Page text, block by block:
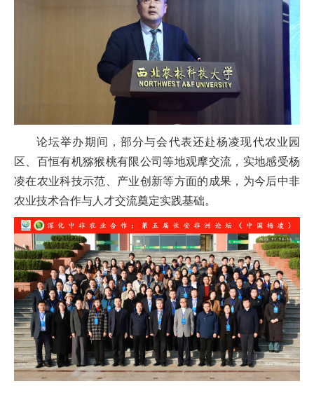
论坛举办期间，部分与会代表还赴杨凌现代农业园
区、百恒有机猕猴桃有限公司等地观摩交流，实地感受杨
凌在农业科技示范、产业创新等方面的成果，为今后中非
农业技术合作与人才交流奠定实践基础。